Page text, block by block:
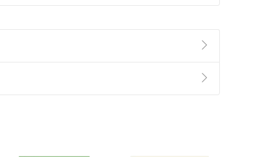
第2條第5款之規定，「非以有形媒介提供之數位